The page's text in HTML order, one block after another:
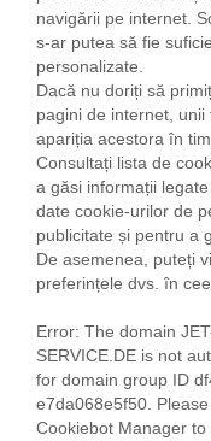
navigării pe internet.
s-ar putea să fie
personalizate.
Dacă nu doriți să
pagini de internet,
apariția acestora în
Consultați lista de
a găsi informații
date cookie-urilor de
publicitate și pentru a
De asemenea, puteți
preferințele dvs. în
Error: The domain
SERVICE.DE is not
for domain group ID
e7da068e5f50.
Cookiebot Manager to